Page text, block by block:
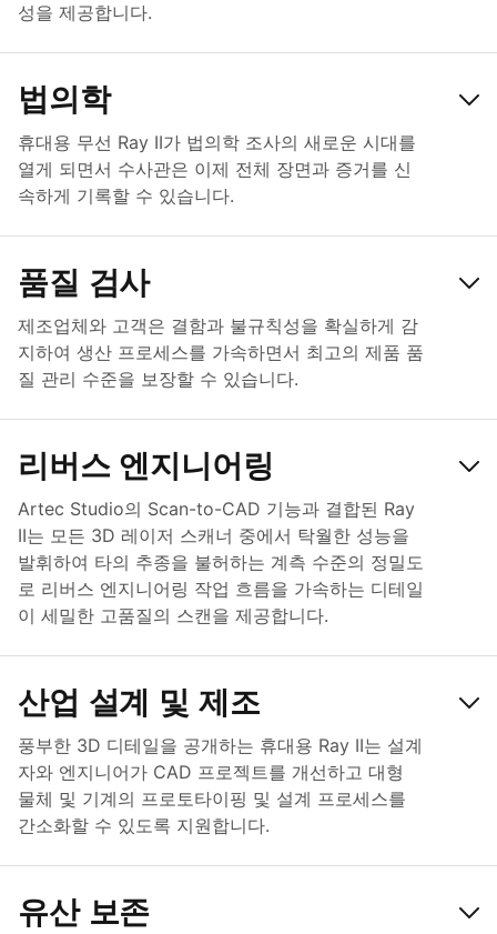
성을 제공합니다.
법의학
휴대용 무선 Ray II가 법의학 조사의 새로운 시대를
열게 되면서 수사관은 이제 전체 장면과 증거를 신
속하게 기록할 수 있습니다.
품질 검사
제조업체와 고객은 결함과 불규칙성을 확실하게 감
지하여 생산 프로세스를 가속하면서 최고의 제품 품
질 관리 수준을 보장할 수 있습니다.
리버스 엔지니어링
Artec Studio의 Scan-to-CAD 기능과 결합된 Ray
II는 모든 3D 레이저 스캐너 중에서 탁월한 성능을
발휘하여 타의 추종을 불허하는 계측 수준의 정밀도
로 리버스 엔지니어링 작업 흐름을 가속하는 디테일
이 세밀한 고품질의 스캔을 제공합니다.
산업 설계 및 제조
풍부한 3D 디테일을 공개하는 휴대용 Ray II는 설계
자와 엔지니어가 CAD 프로젝트를 개선하고 대형
물체 및 기계의 프로토타이핑 및 설계 프로세스를
간소화할 수 있도록 지원합니다.
유산 보존